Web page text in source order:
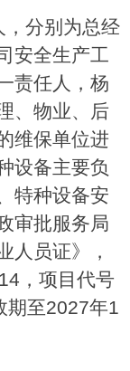
，分别为总经
安全生产工
责任人，杨
、物业、后
维保单位进
设备主要负
特种设备安
审批服务局
人员证》，
，项目代号
期至2027年1